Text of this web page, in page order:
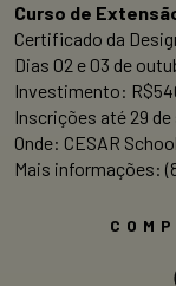
Curso de
Certificado da
Dias 02 e 03 de
Investimento:
Inscrições até 29
Onde: CESAR
Mais informações: